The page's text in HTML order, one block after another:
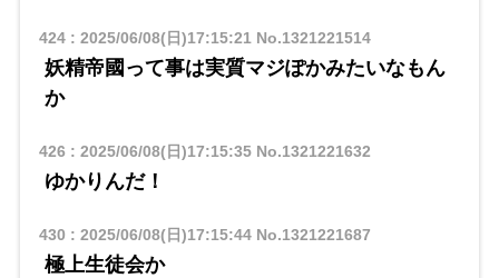
424: 2025/06/08(日)17:15:21No.1321221514
妖精帝國って事は実質マジぽかみたいなもん
か
426 : 2025/06/08(日)17:15:35No.1321221632
ゆかりんだ！
430 : 2025/06/08(日)17:15:44No.1321221687
極上生徒会か